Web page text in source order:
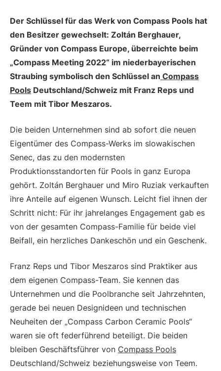
Der Schlüssel für das Werk von Compass Pools hat
den Besitzer gewechselt: Zoltán Berghauer,
Gründer von Compass Europe, überreichte beim
„Compass Meeting 2022“ im niederbayerischen
Straubing symbolisch den Schlüssel an Compass
Pools Deutschland/Schweiz mit Franz Reps und
Teem mit Tibor Meszaros.
Die beiden Unternehmen sind ab sofort die neuen
Eigentümer des Compass-Werks im slowakischen
Senec, das zu den modernsten
Produktionsstandorten für Pools in ganz Europa
gehört. Zoltán Berghauer und Miro Ruziak verkauften
ihre Anteile auf eigenen Wunsch. Leicht fiel ihnen der
Schritt nicht: Für ihr jahrelanges Engagement gab es
von der gesamten Compass-Familie für beide viel
Beifall, ein herzliches Dankeschön und ein Geschenk.
Franz Reps und Tibor Meszaros sind Praktiker aus
dem eigenen Compass-Team. Sie kennen das
Unternehmen und die Poolbranche seit Jahrzehnten,
gerade bei neuen Designideen und technischen
Neuheiten der „Compass Carbon Ceramic Pools“
waren sie oft federführend beteiligt. Die beiden
bleiben Geschäftsführer von Compass Pools
Deutschland/Schweiz beziehungsweise von Teem.